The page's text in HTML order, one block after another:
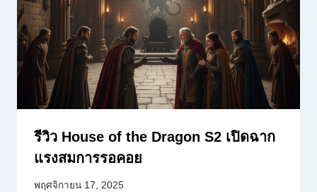
รีวิว House of the Dragon S2 เปิดฉาก
แรงสมการรอคอย
พฤศจิกายน 17, 2025